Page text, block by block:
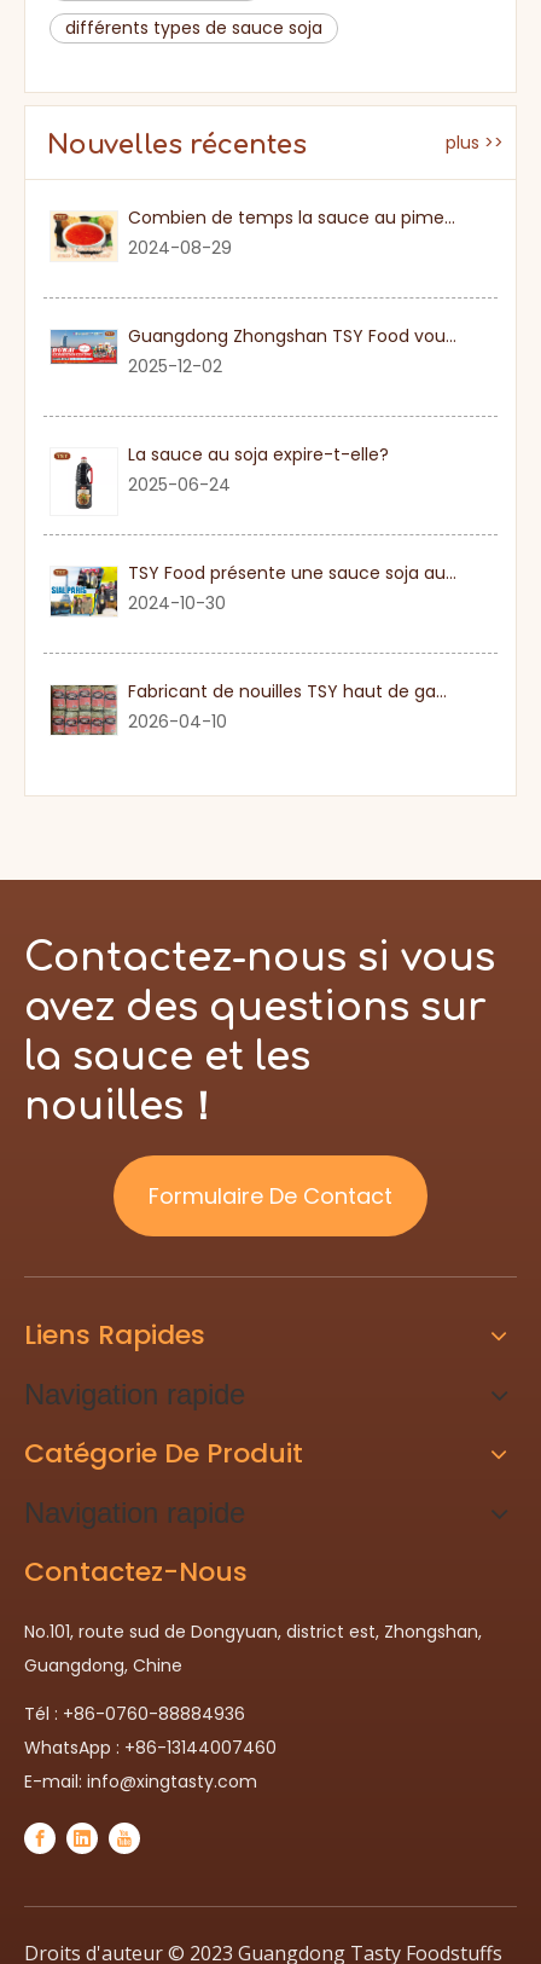
différents types de sauce soja
Nouvelles récentes plus >>
Combien de temps la sauce au piment sucré
2024-08-29
Guangdong Zhongshan TSY Food vous invite sincèrement à visiter l'exposition Gulfood de Dubaï 2026
2025-12-02
La sauce au soja expire-t-elle?
2025-06-24
TSY Food présente une sauce soja authentique au SIAL PARIS 2024
2024-10-30
Fabricant de nouilles TSY haut de gamme dans le Guangdong
2026-04-10
Contactez-nous si vous
avez des questions sur
la sauce et les
nouilles！
Formulaire De Contact
Liens Rapides
Navigation rapide
Catégorie De Produit
Navigation rapide
Contactez-Nous
No.101, route sud de Dongyuan, district est, Zhongshan,
Guangdong, Chine
Tél : +86-0760-88884936
WhatsApp : +86-13144007460
E-mail: info@xingtasty.com
Droits d'auteur © 2023 Guangdong Tasty Foodstuffs